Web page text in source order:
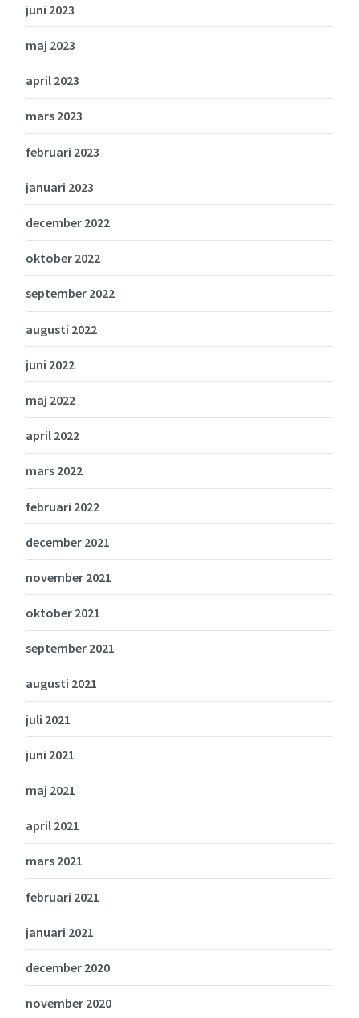
juni 2023
maj 2023
april 2023
mars 2023
februari 2023
januari 2023
december 2022
oktober 2022
september 2022
augusti 2022
juni 2022
maj 2022
april 2022
mars 2022
februari 2022
december 2021
november 2021
oktober 2021
september 2021
augusti 2021
juli 2021
juni 2021
maj 2021
april 2021
mars 2021
februari 2021
januari 2021
december 2020
november 2020